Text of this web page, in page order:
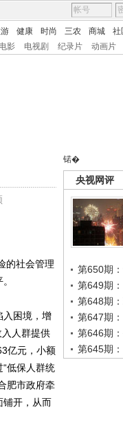
健康 时尚 三农 商城 社
电影 电视剧 纪录片 动画片
锘�
央视网评
第650期
第649期
第648期
第647期
第646期
第645期
的社会管理
困境，增
人群提供
亿元，小额
低保人群统
肥市政府牵
铺开，从而